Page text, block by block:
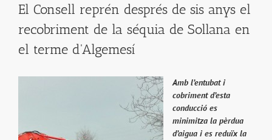
El Consell reprén després de sis anys el
recobriment de la séquia de Sollana en
el terme d'Algemesí
Amb l’entubat i
cobriment d’esta
conducció es
minimitza la pèrdua
d’aigua i es reduïx la